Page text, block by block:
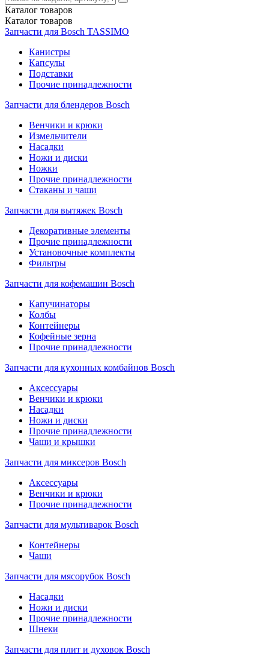
Каталог товаров
Каталог товаров
Запчасти для Bosch TASSIMO
Канистры
Капсулы
Подставки
Прочие принадлежности
Запчасти для блендеров Bosch
Венчики и крюки
Измельчители
Насадки
Ножи и диски
Ножки
Прочие принадлежности
Стаканы и чаши
Запчасти для вытяжек Bosch
Декоративные элементы
Прочие принадлежности
Установочные комплекты
Фильтры
Запчасти для кофемашин Bosch
Капучинаторы
Колбы
Контейнеры
Кофейные зерна
Прочие принадлежности
Запчасти для кухонных комбайнов Bosch
Аксессуары
Венчики и крюки
Насадки
Ножи и диски
Прочие принадлежности
Чаши и крышки
Запчасти для миксеров Bosch
Аксессуары
Венчики и крюки
Прочие принадлежности
Запчасти для мультиварок Bosch
Контейнеры
Чаши
Запчасти для мясорубок Bosch
Насадки
Ножи и диски
Прочие принадлежности
Шнеки
Запчасти для плит и духовок Bosch